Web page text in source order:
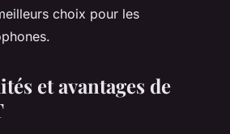
choix pour les
et avantages de